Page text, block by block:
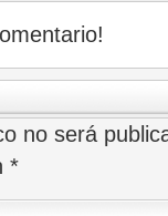
no será
*